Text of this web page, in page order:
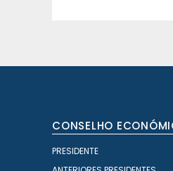
CONSELHO
PRESIDENTE